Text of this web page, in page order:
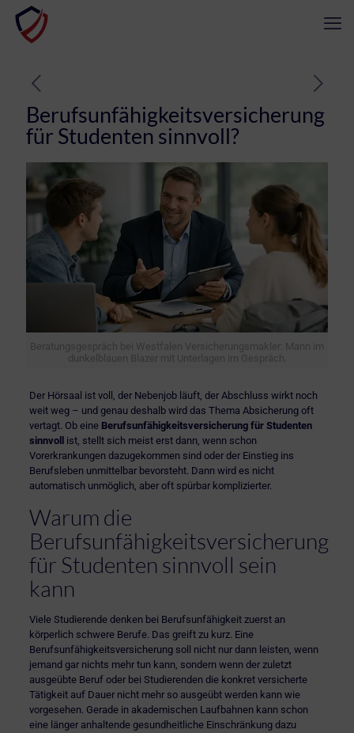
Berufsunfähigkeitsversicherung
für Studenten sinnvoll?
Beratungsgespräch bei Westfalen Versicherungsmakler: Mann im
dunkelblauen Blazer mit Unterlagen im Gespräch.
Der Hörsaal ist voll, der Nebenjob läuft, der Abschluss wirkt noch
weit weg – und genau deshalb wird das Thema Absicherung oft
vertagt. Ob eine Berufsunfähigkeitsversicherung für Studenten
sinnvoll
ist, stellt sich meist erst dann, wenn schon
Vorerkrankungen dazugekommen sind oder der Einstieg ins
Berufsleben unmittelbar bevorsteht. Dann wird es nicht
automatisch unmöglich, aber oft spürbar komplizierter.
Warum die
Berufsunfähigkeitsversicherung
für Studenten sinnvoll sein
kann
Viele Studierende denken bei Berufsunfähigkeit zuerst an
körperlich schwere Berufe. Das greift zu kurz. Eine
Berufsunfähigkeitsversicherung soll nicht nur dann leisten, wenn
jemand gar nichts mehr tun kann, sondern wenn der zuletzt
ausgeübte Beruf oder bei Studierenden die konkret versicherte
Tätigkeit auf Dauer nicht mehr so ausgeübt werden kann wie
vorgesehen. Gerade in akademischen Laufbahnen kann schon
eine länger anhaltende gesundheitliche Einschränkung dazu